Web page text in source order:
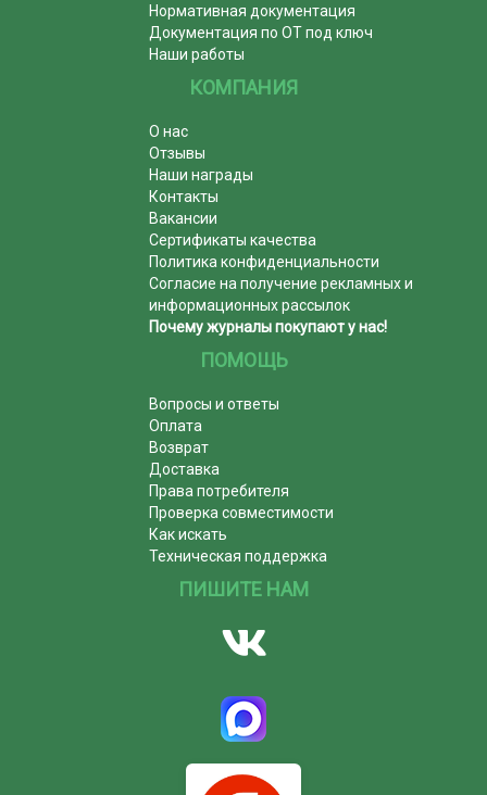
Нормативная документация
Документация по ОТ под ключ
Наши работы
КОМПАНИЯ
О нас
Отзывы
Наши награды
Контакты
Вакансии
Сертификаты качества
Политика конфиденциальности
Согласие на получение рекламных и
информационных рассылок
Почему журналы покупают у нас!
ПОМОЩЬ
Вопросы и ответы
Оплата
Возврат
Доставка
Права потребителя
Проверка совместимости
Как искать
Техническая поддержка
ПИШИТЕ НАМ